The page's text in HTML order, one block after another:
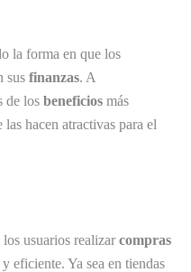
la forma en que los
sus finanzas. A
de los beneficios más
las hacen atractivas para el
usuarios realizar compras
eficiente. Ya sea en tiendas